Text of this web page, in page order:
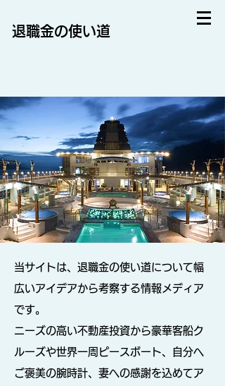
退職金の使い道
当サイトは、退職金の使い道について幅
広いアイデアから考察する情報メディア
です。
ニーズの高い不動産投資から豪華客船ク
ルーズや世界一周ピースボート、自分へ
ご褒美の腕時計、妻への感謝を込めてア